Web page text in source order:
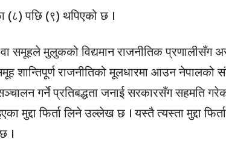
पछि (९) थपिएको छ ।
समूहले मुलुकको विद्यमान राजनीतिक प्रणालीसँग
शान्तिपूर्ण राजनीतिको मूलधारमा आउन नेपालको
गर्ने प्रतिबद्धता जनाई सरकारसँग सहमति
मुद्दा फिर्ता लिने उल्लेख छ । यस्तै त्यस्ता मुद्दा
।